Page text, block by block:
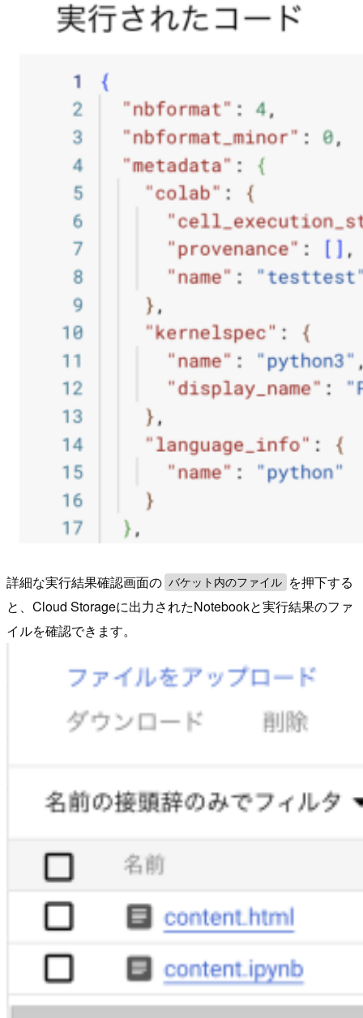
詳細な実行結果確認画面の バケット内のファイル
を押下する
と、Cloud Storageに出力されたNotebookと実行結果のファ
イルを確認できます。